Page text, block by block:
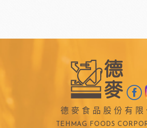
德麥食品股份有限
TEHMAG FOODS